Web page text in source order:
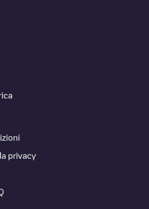
privacy